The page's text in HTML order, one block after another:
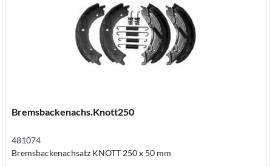
Bremsbackenachs.Knott250
481074
Bremsbackenachsatz KNOTT 250 x 50 mm